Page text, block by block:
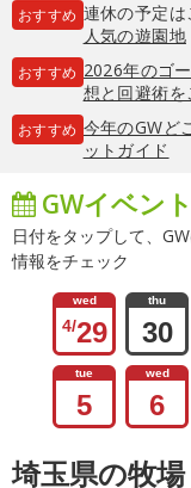
おすすめ 連休の予定
人気の遊園地
おすすめ 2026年のゴ
想と回避術を
おすすめ 今年のGWど
ットガイド
GWイベン
日付をタップして、
情報をチェック
wed
4/29
thu
30
tue
5
wed
6
埼玉県の牧